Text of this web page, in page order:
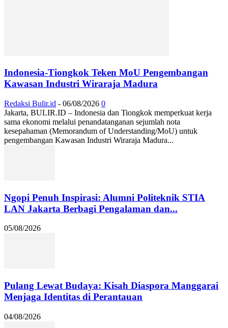
Indonesia-Tiongkok Teken MoU Pengembangan
Kawasan Industri Wiraraja Madura
Redaksi Bulir.id - 06/08/2026 0
Jakarta, BULIR.ID – Indonesia dan Tiongkok memperkuat kerja
sama ekonomi melalui penandatanganan sejumlah nota
kesepahaman (Memorandum of Understanding/MoU) untuk
pengembangan Kawasan Industri Wiraraja Madura...
Ngopi Penuh Inspirasi: Alumni Politeknik STIA
LAN Jakarta Berbagi Pengalaman dan...
05/08/2026
Pulang Lewat Budaya: Kisah Diaspora Manggarai
Menjaga Identitas di Perantauan
04/08/2026